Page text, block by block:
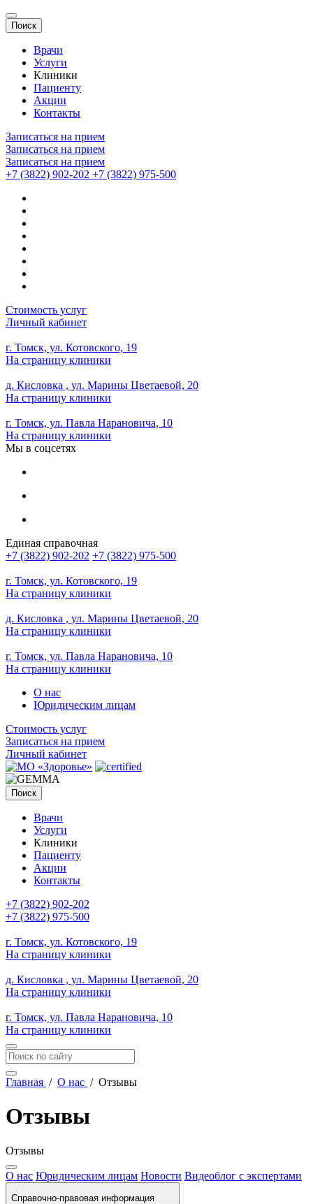
Поиск
Врачи
Услуги
Клиники
Пациенту
Акции
Контакты
Записаться на прием
Записаться на прием
Записаться на прием
+7 (3822) 902-202 +7 (3822) 975-500
Стоимость услуг
Личный кабинет
г. Томск, ул. Котовского, 19
На страницу клиники
д. Кисловка , ул. Марины Цветаевой, 20
На страницу клиники
г. Томск, ул. Павла Нарановича, 10
На страницу клиники
Мы в соцсетях
Единая справочная
+7 (3822) 902-202 +7 (3822) 975-500
г. Томск, ул. Котовского, 19
На страницу клиники
д. Кисловка , ул. Марины Цветаевой, 20
На страницу клиники
г. Томск, ул. Павла Нарановича, 10
На страницу клиники
О нас
Юридическим лицам
Стоимость услуг
Записаться на прием
Личный кабинет
Поиск
Врачи
Услуги
Клиники
Пациенту
Акции
Контакты
+7 (3822) 902-202
+7 (3822) 975-500
г. Томск, ул. Котовского, 19
На страницу клиники
д. Кисловка , ул. Марины Цветаевой, 20
На страницу клиники
г. Томск, ул. Павла Нарановича, 10
На страницу клиники
Главная / О нас / Отзывы
Отзывы
Отзывы
О нас Юридическим лицам Новости Видеоблог с экспертами
Справочно-правовая информация